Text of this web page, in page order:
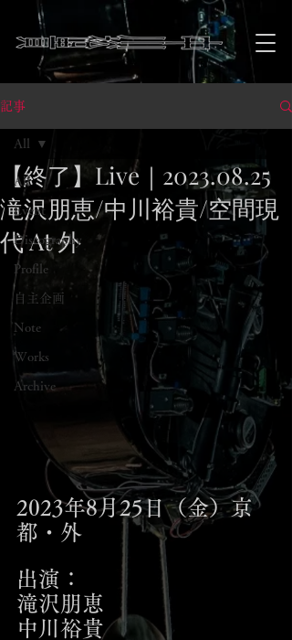
記事
All
Event
Discography
Profile
自主企画
Note
Works
Archive
All
【終了】Live｜2023.08.25
滝沢朋恵/中川裕貴/空間現
代 At 外
2023年8月25日（金）京
都・外
出演：
滝沢朋恵
中川裕貴